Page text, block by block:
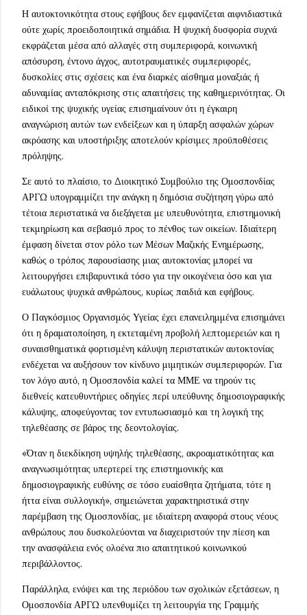
Η αυτοκτονικότητα στους εφήβους δεν εμφανίζεται αιφνιδιαστικά
ούτε χωρίς προειδοποιητικά σημάδια. Η ψυχική δυσφορία συχνά
εκφράζεται μέσα από αλλαγές στη συμπεριφορά, κοινωνική
απόσυρση, έντονο άγχος, αυτοτραυματικές συμπεριφορές,
δυσκολίες στις σχέσεις και ένα διαρκές αίσθημα μοναξιάς ή
αδυναμίας ανταπόκρισης στις απαιτήσεις της καθημερινότητας. Οι
ειδικοί της ψυχικής υγείας επισημαίνουν ότι η έγκαιρη
αναγνώριση αυτών των ενδείξεων και η ύπαρξη ασφαλών χώρων
ακρόασης και υποστήριξης αποτελούν κρίσιμες προϋποθέσεις
πρόληψης.
Σε αυτό το πλαίσιο, το Διοικητικό Συμβούλιο της Ομοσπονδίας
ΑΡΓΩ υπογραμμίζει την ανάγκη η δημόσια συζήτηση γύρω από
τέτοια περιστατικά να διεξάγεται με υπευθυνότητα, επιστημονική
τεκμηρίωση και σεβασμό προς το πένθος των οικείων. Ιδιαίτερη
έμφαση δίνεται στον ρόλο των Μέσων Μαζικής Ενημέρωσης,
καθώς ο τρόπος παρουσίασης μιας αυτοκτονίας μπορεί να
λειτουργήσει επιβαρυντικά τόσο για την οικογένεια όσο και για
ευάλωτους ψυχικά ανθρώπους, κυρίως παιδιά και εφήβους.
Ο Παγκόσμιος Οργανισμός Υγείας έχει επανειλημμένα επισημάνει
ότι η δραματοποίηση, η εκτεταμένη προβολή λεπτομερειών και η
συναισθηματικά φορτισμένη κάλυψη περιστατικών αυτοκτονίας
ενδέχεται να αυξήσουν τον κίνδυνο μιμητικών συμπεριφορών. Για
τον λόγο αυτό, η Ομοσπονδία καλεί τα ΜΜΕ να τηρούν τις
διεθνείς κατευθυντήριες οδηγίες περί υπεύθυνης δημοσιογραφικής
κάλυψης, αποφεύγοντας τον εντυπωσιασμό και τη λογική της
τηλεθέασης σε βάρος της δεοντολογίας.
«Όταν η διεκδίκηση υψηλής τηλεθέασης, ακροαματικότητας και
αναγνωσιμότητας υπερτερεί της επιστημονικής και
δημοσιογραφικής ευθύνης σε τόσο ευαίσθητα ζητήματα, τότε η
ήττα είναι συλλογική», σημειώνεται χαρακτηριστικά στην
παρέμβαση της Ομοσπονδίας, με ιδιαίτερη αναφορά στους νέους
ανθρώπους που δυσκολεύονται να διαχειριστούν την πίεση και
την ανασφάλεια ενός ολοένα πιο απαιτητικού κοινωνικού
περιβάλλοντος.
Παράλληλα, ενόψει και της περιόδου των σχολικών εξετάσεων, η
Ομοσπονδία ΑΡΓΩ υπενθυμίζει τη λειτουργία της Γραμμής